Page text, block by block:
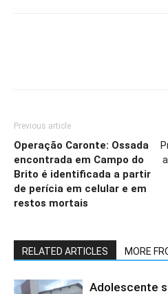
Previous article
Operação Caronte: Ossada
encontrada em Campo do
Brito é identificada a partir
de perícia em celular e em
restos mortais
RELATED ARTICLES MORE
Adolescente